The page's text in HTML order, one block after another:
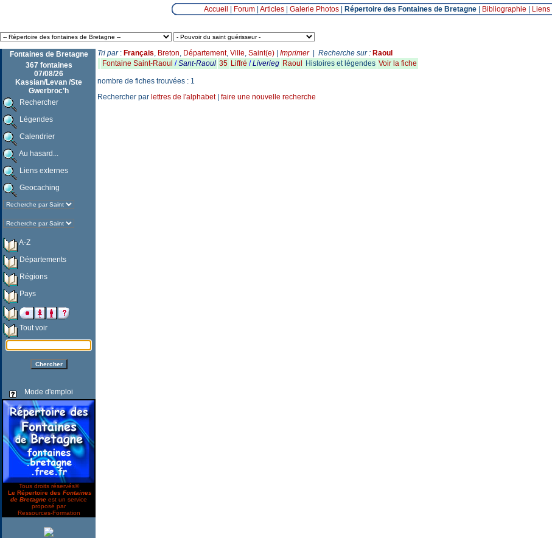
Accueil Forum| Articles| Galerie Photos| Répertoire des Fontaines de Bretagne| Bibliographie Liens|
Fontaines de Bretagne
367 fontaines
07/08/26
Kassian/Levan /Ste
Gwerbroc’h
Rechercher
Légendes
Calendrier
Au hasard...
Liens externes
Geocaching
A-Z
Départements
Régions
Pays
Tout voir
Mode d'emploi
Tous droits réservés©
Le Répertoire des Fontaines
de Bretagne est un service
proposé par
Ressources-Formation
Tri par: Français, Breton, Département, Ville, Saint(e) Imprimer| Recherche sur : Raoul
Fontaine Saint-Raoul /Sant-Raoul 35 Liffré /Liverieg Raoul Histoires et légendes Voir la fiche
nombre de fiches trouvées : 1
Rechercher par lettres de l'alphabet| faire une nouvelle recherche